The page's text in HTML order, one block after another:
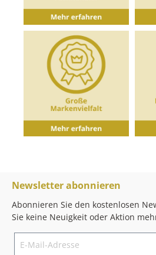
Newsletter abonnieren
Abonnieren Sie den kostenlosen
Sie keine Neuigkeit oder Aktion